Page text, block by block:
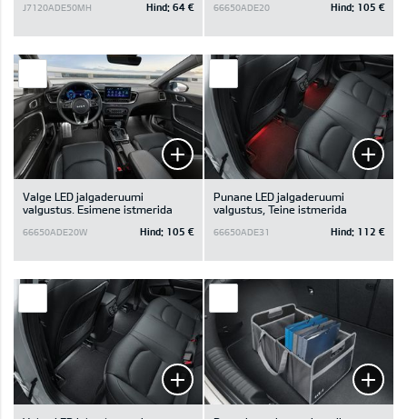
J7120ADE50MH Hind: 64 € 66650ADE20 Hind: 105 €
Valge LED jalgaderuumi
valgustus. Esimene istmerida
66650ADE20W Hind: 105 €
Punane LED jalgaderuumi
valgustus, Teine istmerida
66650ADE31 Hind: 112 €